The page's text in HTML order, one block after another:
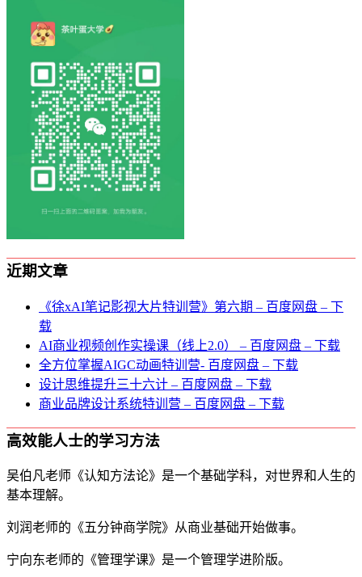
近期文章
《徐xAI笔记影视大片特训营》第六期 – 百度网盘 – 下
载
AI商业视频创作实操课（线上2.0） – 百度网盘 – 下载
全方位掌握AIGC动画特训营- 百度网盘 – 下载
设计思维提升三十六计 – 百度网盘 – 下载
商业品牌设计系统特训营 – 百度网盘 – 下载
高效能人士的学习方法
吴伯凡老师《认知方法论》是一个基础学科，对世界和人生的
基本理解。
刘润老师的《五分钟商学院》从商业基础开始做事。
宁向东老师的《管理学课》是一个管理学进阶版。